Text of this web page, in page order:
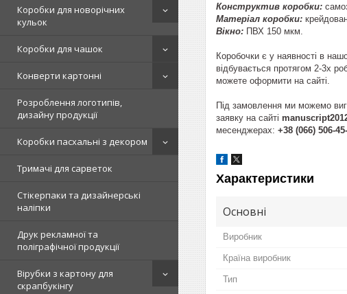
Коробки для новорічних
кульок
Коробки для чашок
Конверти картонні
Розроблення логотипів,
дизайну продукції
Коробки пасхальні з декором
Тримачі для сарветок
Стікерпаки та дизайнерські
наліпки
Друк рекламної та
поліграфічної продукції
Вірубки з картону для
скрапбукінгу
Конструктив коробки:
Матеріал коробки:
Вікно: ПВХ 150 мкм.
Коробочки є у наявності в
відбувається протягом 2-3х
можете оформити на сайті.
Під замовлення ми можемо
заявку на сайті
месенджерах: +38 (066) 506-
Характеристики
Основні
Виробник
Країна виробник
Тип